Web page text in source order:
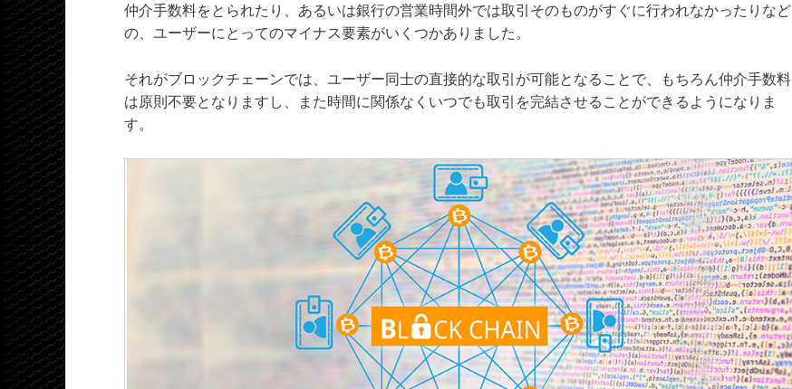
仲介手数料をとられたり、あるいは銀行の営業時間外では取引そのものがすぐに行われなかったりなど
の、ユーザーにとってのマイナス要素がいくつかありました。
それがブロックチェーンでは、ユーザー同士の直接的な取引が可能となることで、もちろん仲介手数料
は原則不要となりますし、また時間に関係なくいつでも取引を完結させることができるようになりま
す。